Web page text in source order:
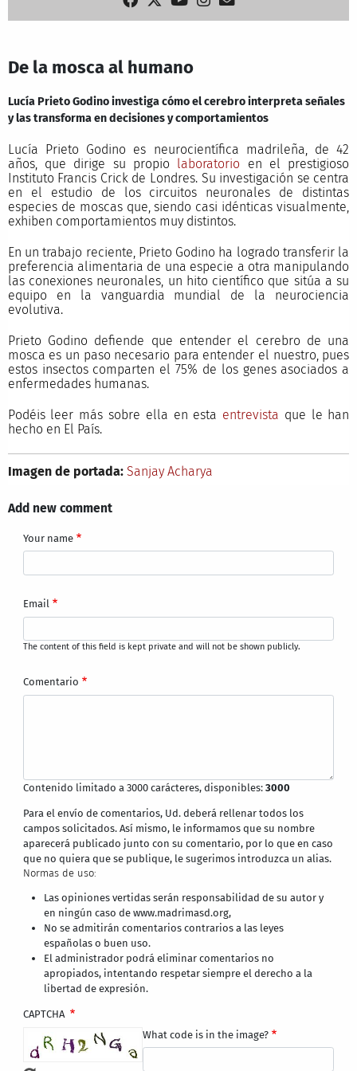
De la mosca al humano
Lucía Prieto Godino investiga cómo el cerebro interpreta señales
y las transforma en decisiones y comportamientos
Lucía Prieto Godino es neurocientífica madrileña, de 42
años, que dirige su propio laboratorio en el prestigioso
Instituto Francis Crick de Londres. Su investigación se centra
en el estudio de los circuitos neuronales de distintas
especies de moscas que, siendo casi idénticas visualmente,
exhiben comportamientos muy distintos.
En un trabajo reciente, Prieto Godino ha logrado transferir la
preferencia alimentaria de una especie a otra manipulando
las conexiones neuronales, un hito científico que sitúa a su
equipo en la vanguardia mundial de la neurociencia
evolutiva.
Prieto Godino defiende que entender el cerebro de una
mosca es un paso necesario para entender el nuestro, pues
estos insectos comparten el 75% de los genes asociados a
enfermedades humanas.
Podéis leer más sobre ella en esta entrevista que le han
hecho en El País.
Imagen de portada: Sanjay Acharya
Add new comment
Your name
Email
The content of this field is kept private and will not be shown publicly.
Comentario
Contenido limitado a 3000 carácteres, disponibles:3000
Para el envío de comentarios, Ud. deberá rellenar todos los
campos solicitados. Así mismo, le informamos que su nombre
aparecerá publicado junto con su comentario, por lo que en caso
que no quiera que se publique, le sugerimos introduzca un alias.
Normas de uso:
Las opiniones vertidas serán responsabilidad de su autor y
en ningún caso de www.madrimasd.org,
No se admitirán comentarios contrarios a las leyes
españolas o buen uso.
El administrador podrá eliminar comentarios no
apropiados, intentando respetar siempre el derecho a la
libertad de expresión.
CAPTCHA
What code is in the image?